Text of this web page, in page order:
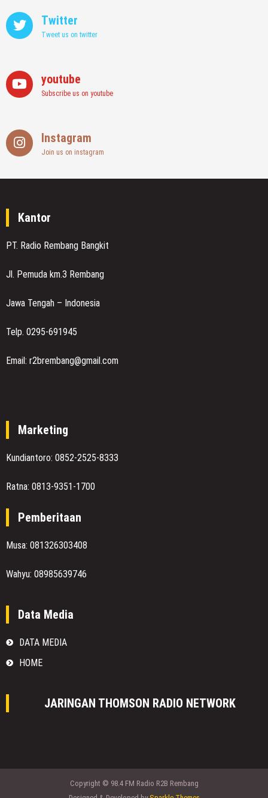
Twitter
Tweet us on twitter
youtube
Subscribe us on youtube
Instagram
Join us on instagram
Kantor
PT. Radio Rembang Bangkit
Jl. Pemuda km.3 Rembang
Jawa Tengah – Indonesia
Telp. 0295-691945
Email: r2brembang@gmail.com
Marketing
Kundiantoro: 0852-2525-8333
Ratna: 0813-9351-1700
Pemberitaan
Musa: 081326303408
Wahyu: 08985639746
Data Media
DATA MEDIA
HOME
JARINGAN THOMSON RADIO NETWORK
Copyright © 98.4 FM Radio R2B Rembang